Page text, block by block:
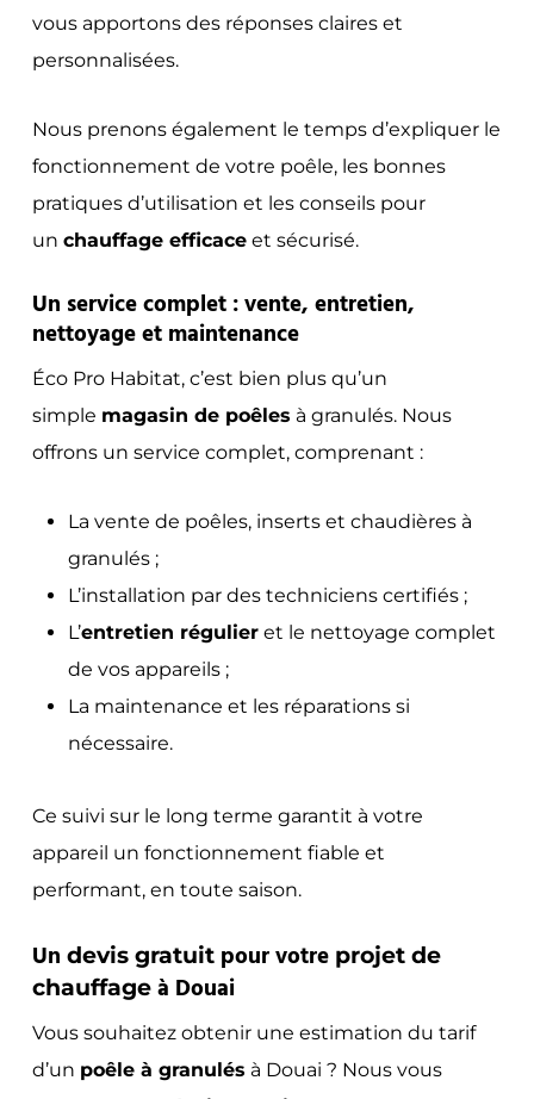
vous apportons des réponses claires et
personnalisées.
Nous prenons également le temps d’expliquer le
fonctionnement de votre poêle, les bonnes
pratiques d’utilisation et les conseils pour
un chauffage efficaceet sécurisé.
Un service complet : vente, entretien,
nettoyage et maintenance
Éco Pro Habitat, c’est bien plus qu’un
simple magasin de poêles à granulés. Nous
offrons un service complet, comprenant :
La vente de poêles, inserts et chaudières à
granulés ;
L’installation par des techniciens certifiés ;
L’entretien régulieret le nettoyage complet
de vos appareils ;
La maintenance et les réparations si
nécessaire.
Ce suivi sur le long terme garantit à votre
appareil un fonctionnement fiable et
performant, en toute saison.
Un devis gratuitpour votre projet de
chauffageà Douai
Vous souhaitez obtenir une estimation du tarif
d’un poêle à granulés à Douai ? Nous vous